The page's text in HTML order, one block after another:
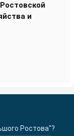
и
Ростова"?